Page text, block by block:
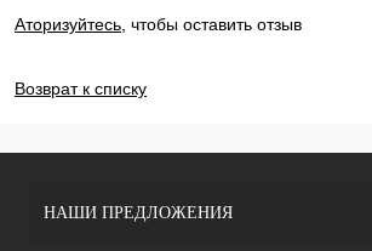
Аторизуйтесь , чтобы оставить отзыв
Возврат к списку
НАШИ ПРЕДЛОЖЕНИЯ